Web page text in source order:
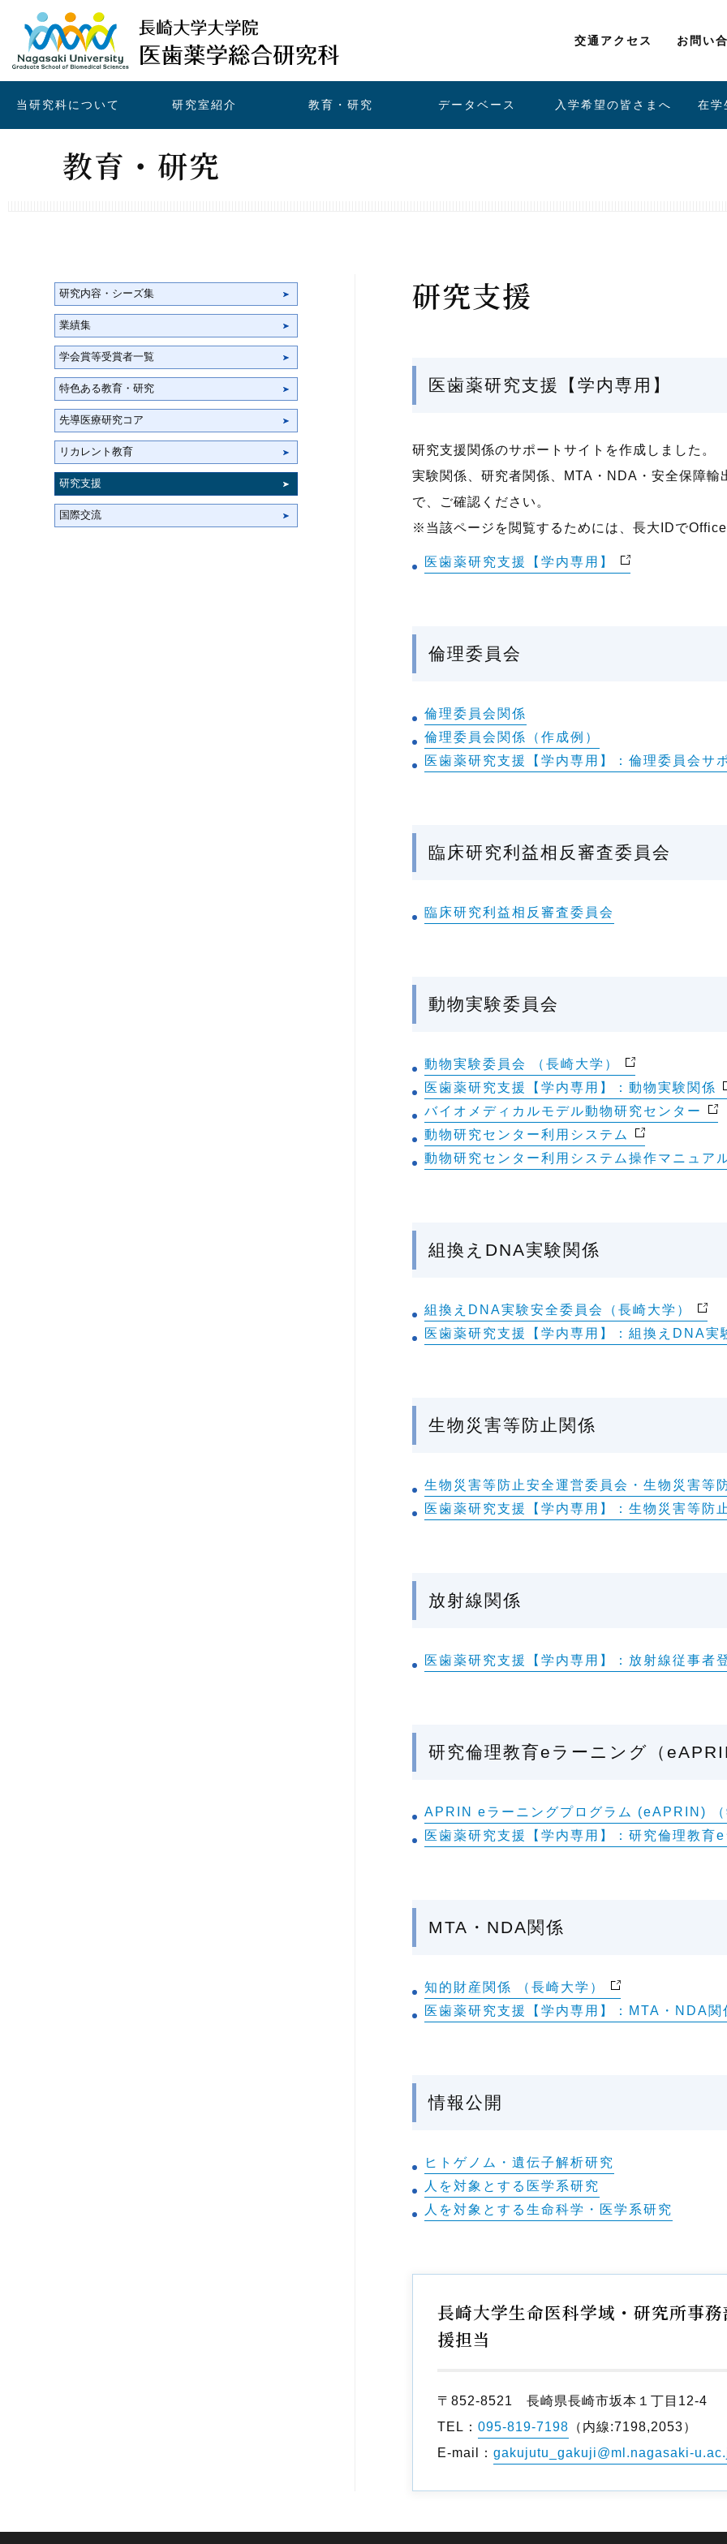
交通アクセス お問い
当研究科について 研究室紹介 教育・研究 データベース 入学希望の皆さまへ 在学
教育・研究
研究内容・シーズ集
業績集
学会賞等受賞者一覧
特色ある教育・研究
先導医療研究コア
リカレント教育
研究支援
国際交流
研究支援
医歯薬研究支援【学内専用】
研究支援関係のサポートサイトを作成しました。
実験関係、研究者関係、MTA・NDA・安全保障
で、ご確認ください。
※当該ページを閲覧するためには、長大IDで
医歯薬研究支援【学内専用】
倫理委員会
倫理委員会関係
倫理委員会関係（作成例）
医歯薬研究支援【学内専用】：倫理委員会サ
臨床研究利益相反審査委員会
臨床研究利益相反審査委員会
動物実験委員会
動物実験委員会 （長崎大学）
医歯薬研究支援【学内専用】：動物実験関係
バイオメディカルモデル動物研究センター
動物研究センター利用システム
動物研究センター利用システム操作マニュア
組換えDNA実験関係
組換えDNA実験安全委員会（長崎大学）
医歯薬研究支援【学内専用】：組換えDNA実
生物災害等防止関係
生物災害等防止安全運営委員会・生物災害等
医歯薬研究支援【学内専用】：生物災害等防
放射線関係
医歯薬研究支援【学内専用】：放射線従事者
研究倫理教育eラーニング（
APRIN eラーニングプログラム (eAPRIN) （
医歯薬研究支援【学内専用】：研究倫理教育
MTA・NDA関係
知的財産関係 （長崎大学）
医歯薬研究支援【学内専用】：MTA・NDA関
情報公開
ヒトゲノム・遺伝子解析研究
人を対象とする医学系研究
人を対象とする生命科学・医学系研究
長崎大学生命医科学域・研究所事
援担当
〒852-8521 長崎県長崎市坂本１丁目12-4
TEL：095-819-7198 （内線:7198,2053）
E-mail：gakujutu_gakuji@ml.nagasaki-